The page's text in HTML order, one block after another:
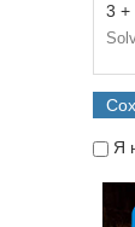
3 +
Я